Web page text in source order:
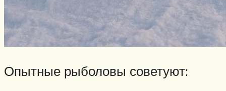
Опытные рыболовы советуют: